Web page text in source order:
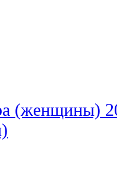
(женщины)